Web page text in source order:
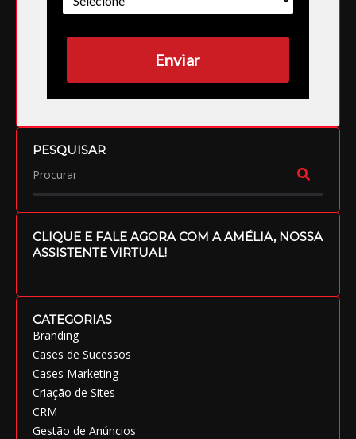
Enviar
PESQUISAR
CLIQUE E FALE AGORA COM A AMÉLIA, NOSSA
ASSISTENTE VIRTUAL!
CATEGORIAS
Branding
Cases de Sucessos
Cases Marketing
Criação de Sites
CRM
Gestão de Anúncios